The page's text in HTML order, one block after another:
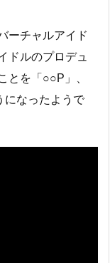
ーチャルアイド
ドルのプロデュ
とを「○○P」、
になったようで